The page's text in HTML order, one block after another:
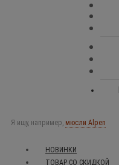
Я ищу, например, мюсли Alpen
НОВИНКИ
ТОВАР СО СКИДКОЙ